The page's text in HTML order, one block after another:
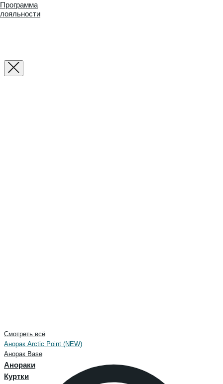
Программа
лояльности
Смотреть всё
Анорак Arctic Point (NEW)
Анорак Base
Анораки
Куртки